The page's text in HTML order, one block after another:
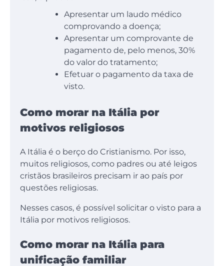
Apresentar um laudo médico
comprovando a doença;
Apresentar um comprovante de
pagamento de, pelo menos, 30%
do valor do tratamento;
Efetuar o pagamento da taxa de
visto.
Como morar na Itália por
motivos religiosos
A Itália é o berço do Cristianismo. Por isso,
muitos religiosos, como padres ou até leigos
cristãos brasileiros precisam ir ao país por
questões religiosas.
Nesses casos, é possível solicitar o visto para a
Itália por motivos religiosos.
Como morar na Itália para
unificação familiar